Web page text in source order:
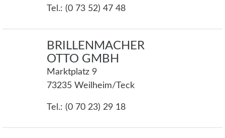
Tel.: (0 73 52) 47 48
BRILLENMACHER
OTTO GMBH
Marktplatz 9
73235 Weilheim/Teck
Tel.: (0 70 23) 29 18